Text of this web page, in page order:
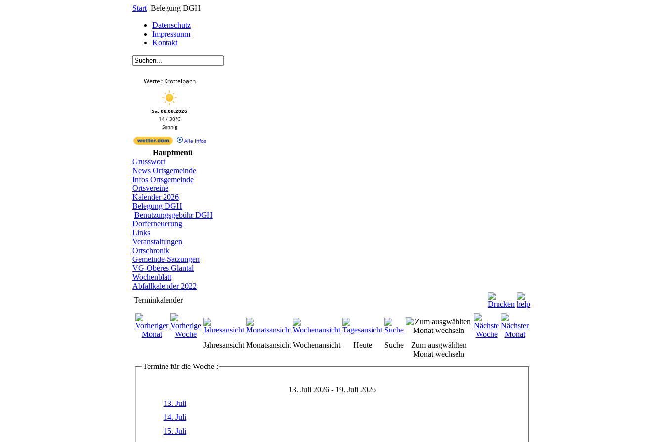
Start Belegung DGH
Datenschutz
Impressunm
Kontakt
Wetter Krottelbach
Sa, 08.08.2026
14 / 30°C
Sonnig
Alle Infos
Hauptmenü
Grusswort
News Ortsgemeinde
Infos Ortsgemeinde
Ortsvereine
Kalender 2026
Belegung DGH
Benutzungsgebühr DGH
Dorferneuerung
Links
Veranstaltungen
Ortschronik
Gemeinde-Satzungen
VG-Oberes Glantal
Wochenblatt
Abfallkalender 2022
Terminkalender
Jahresansicht Monatsansicht Wochenansicht Heute Suche
Zum ausgwählten
Monat wechseln
Termine für die Woche :
13. Juli 2026 - 19. Juli 2026
13. Juli
14. Juli
15. Juli